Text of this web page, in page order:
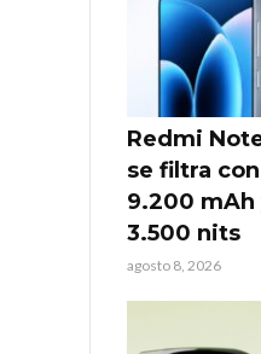
Redmi
se filtra
9.200 mAh
3.500 nits
agosto 8, 2026